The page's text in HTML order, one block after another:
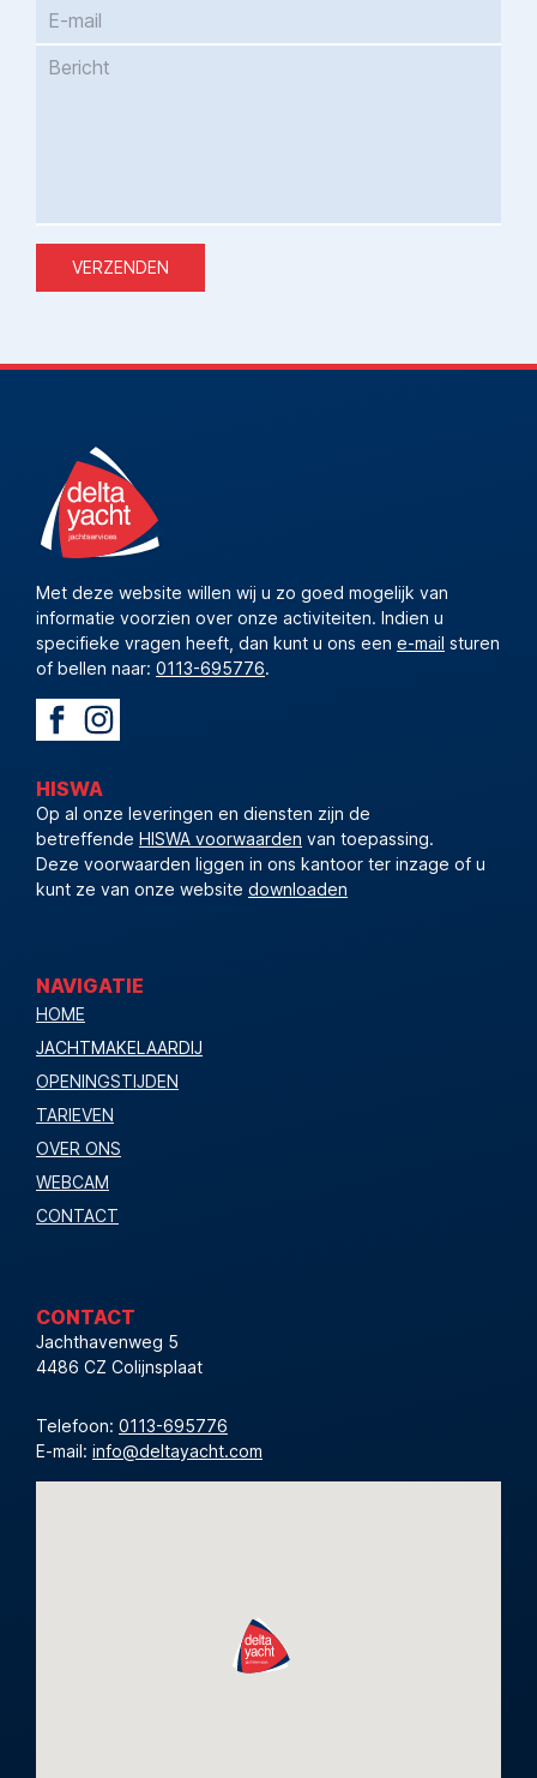
VERZENDEN
Met deze website willen wij u zo goed mogelijk van
informatie voorzien over onze activiteiten. Indien u
specifieke vragen heeft, dan kunt u ons een e-mail sturen
of bellen naar: 0113-695776.
HISWA
Op al onze leveringen en diensten zijn de
betreffende HISWA voorwaarden van toepassing.
Deze voorwaarden liggen in ons kantoor ter inzage of u
kunt ze van onze website downloaden
NAVIGATIE
HOME
JACHTMAKELAARDIJ
OPENINGSTIJDEN
TARIEVEN
OVER ONS
WEBCAM
CONTACT
CONTACT
Jachthavenweg 5
4486 CZ Colijnsplaat
Telefoon: 0113-695776
E-mail: info@deltayacht.com